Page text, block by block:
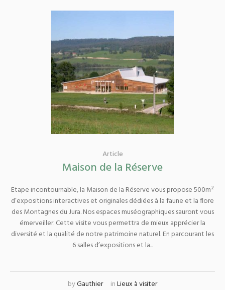
Article
Maison de la Réserve
Etape incontournable, la Maison de la Réserve vous propose 500m²
d’expositions interactives et originales dédiées à la faune et la flore
des Montagnes du Jura. Nos espaces muséographiques sauront vous
émerveiller. Cette visite vous permettra de mieux apprécier la
diversité et la qualité de notre patrimoine naturel. En parcourant les
6 salles d’expositions et la...
byGauthier inLieux à visiter